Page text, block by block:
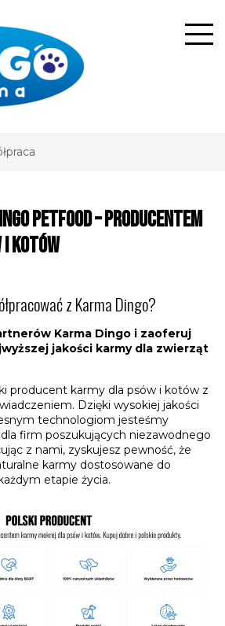
Petfood – Producentem
i Kotów
z Karma Dingo?
Karma Dingo i zaoferuj
jakości karmy dla zwierząt
producent karmy dla psów i kotów z
Dzięki wysokiej jakości
technologiom jesteśmy
firm poszukujących niezawodnego
z nami, zyskujesz pewność, że
karmy dostosowane do
etapie życia.